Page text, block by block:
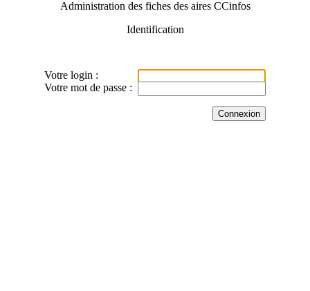
Administration des fiches des aires CCinfos
Identification
Votre login :
Votre mot de passe :